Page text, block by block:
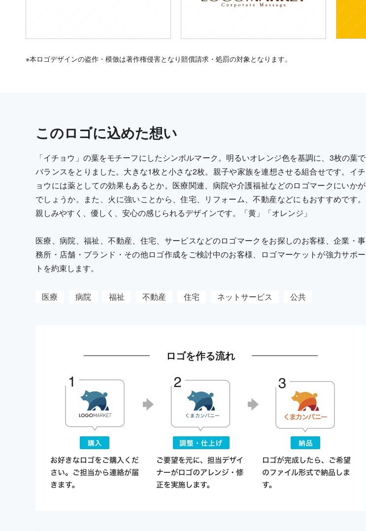
※本ロゴデザインの盗作・模倣は著作権侵害となり賠償請求・処罰の対象となります。
このロゴに込めた想い
「イチョウ」の葉をモチーフにしたシンボルマーク。明るいオレンジ色を基調に、3枚の葉で
バランスをとりました。大きな1枚と小さな2枚。親子や家族を連想させる組合せです。イチ
ョウには薬としての効果もあるとか。医療関連、病院や介護福祉などのロゴマークにいかが
でしょうか。また、火に強いことから、住宅、リフォーム、不動産などにもおすすめです。
親しみやすく、優しく、安心の感じられるデザインです。「黄」「オレンジ」
医療、病院、福祉、不動産、住宅、サービスなどのロゴマークをお探しのお客様、企業・事
務所・店舗・ブランド・その他ロゴ作成をご検討中のお客様、ロゴマーケットが強力サポー
トを約束します。
医療 病院 福祉 不動産 住宅 ネットサービス 公共
ロゴを作る流れ